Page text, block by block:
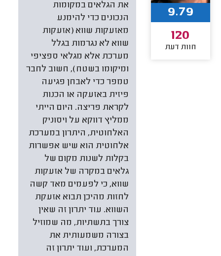
את הגלאים במקומות
הנכונים כדי להימנע
מאזעקות שווא (אזעקות
שווא לא נגרמות בגלל
מערכת אלא מגלאי ספציפי
ומיקומו בשטח), חשוב לחבר
טמפר כדי לאבחן פגיעה
פיזית באזעקה או הכנות
לקראת פריצה. היום הייתי
ממליץ דווקא על ויסוניק
האלחוטית, היתרון במערכת
אלחוטית הוא שיש אפשרות
בקלות לשנות מקום של
גלאים במקרה של אזעקות
שווא, כי לפעמים מאד קשה
לחזות מהיכן תבוא אזעקת
השווא. עוד יתרון זה שאין
צורך בתשתיות, מה שמוזיל
בצורה משמעותית את
המערכת, ועוד יתרון זה
9.79
120
חוות דעת